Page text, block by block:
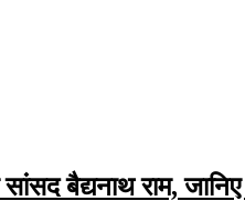
बैद्यनाथ राम,